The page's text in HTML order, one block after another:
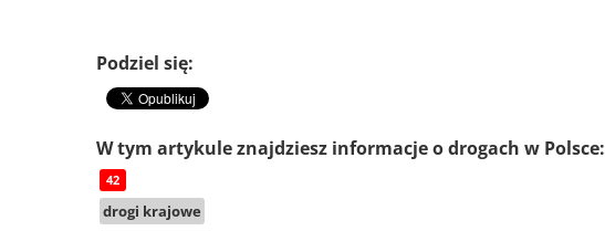
Podziel się:
W tym artykule znajdziesz informacje o drogach w Polsce:
42
drogi krajowe